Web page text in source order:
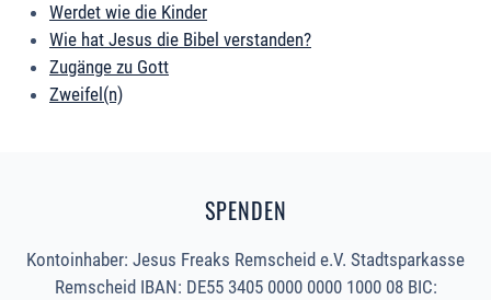
Werdet wie die Kinder
Wie hat Jesus die Bibel verstanden?
Zugänge zu Gott
Zweifel(n)
SPENDEN
Kontoinhaber: Jesus Freaks Remscheid e.V. Stadtsparkasse
Remscheid IBAN: DE55 3405 0000 0000 1000 08 BIC: